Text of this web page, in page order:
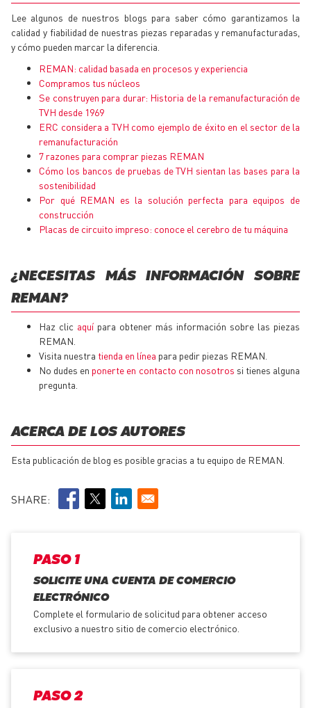
Lee algunos de nuestros blogs para saber cómo garantizamos la
calidad y fiabilidad de nuestras piezas reparadas y remanufacturadas,
y cómo pueden marcar la diferencia.
REMAN: calidad basada en procesos y experiencia
Compramos tus núcleos
Se construyen para durar: Historia de la remanufacturación de
TVH desde 1969
ERC considera a TVH como ejemplo de éxito en el sector de la
remanufacturación
7 razones para comprar piezas REMAN
Cómo los bancos de pruebas de TVH sientan las bases para la
sostenibilidad
Por qué REMAN es la solución perfecta para equipos de
construcción
Placas de circuito impreso: conoce el cerebro de tu máquina
¿NECESITAS MÁS INFORMACIÓN SOBRE
REMAN?
Haz clic aquí para obtener más información sobre las piezas
REMAN.
Visita nuestra tienda en línea para pedir piezas REMAN.
No dudes enponerte en contacto con nosotros si tienes alguna
pregunta.
ACERCA DE LOS AUTORES
Esta publicación de blog es posible gracias a tu equipo de REMAN.
SHARE:
PASO 1
SOLICITE UNA CUENTA DE COMERCIO
ELECTRÓNICO
Complete el formulario de solicitud para obtener acceso
exclusivo a nuestro sitio de comercio electrónico.
PASO 2